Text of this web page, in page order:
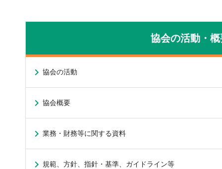
協会の活動・概
協会の活動
協会概要
業務・財務等に関する資料
規範、方針、指針・基準、ガイドライン等